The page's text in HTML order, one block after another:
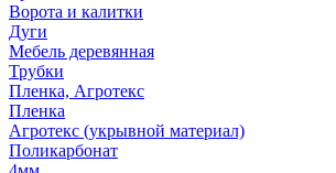
Ворота и калитки
Дуги
Мебель деревянная
Трубки
Пленка, Агротекс
Пленка
Агротекс (укрывной материал)
Поликарбонат